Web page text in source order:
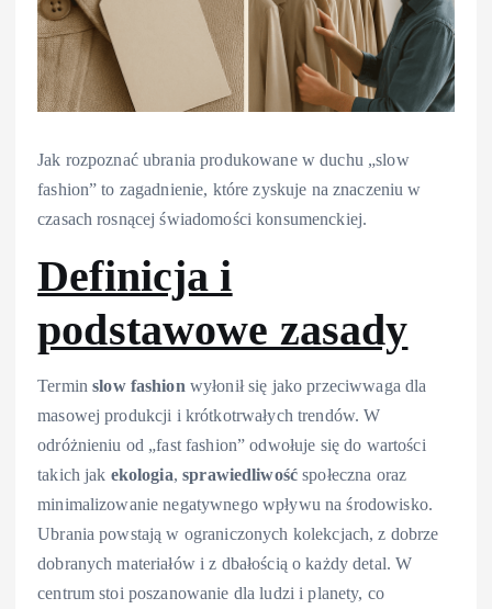
Jak rozpoznać ubrania produkowane w duchu „slow
fashion” to zagadnienie, które zyskuje na znaczeniu w
czasach rosnącej świadomości konsumenckiej.
Definicja i
podstawowe zasady
Terminslow fashion wyłonił się jako przeciwwaga dla
masowej produkcji i krótkotrwałych trendów. W
odróżnieniu od „fast fashion” odwołuje się do wartości
takich jak ekologia,sprawiedliwość społeczna oraz
minimalizowanie negatywnego wpływu na środowisko.
Ubrania powstają w ograniczonych kolekcjach, z dobrze
dobranych materiałów i z dbałością o każdy detal. W
centrum stoi poszanowanie dla ludzi i planety, co